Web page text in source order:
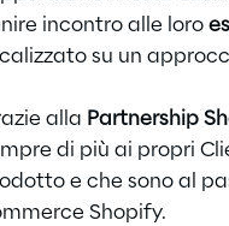
incontro alle loro
su un
alla Partnership
di più ai propri
e che sono al
Shopify.